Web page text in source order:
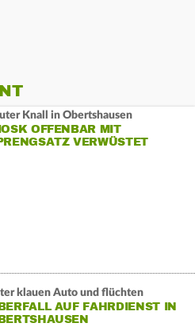
Knall in Obertshausen
OFFENBAR MIT
VERWÜSTET
klauen Auto und flüchten
AUF FAHRDIENST IN